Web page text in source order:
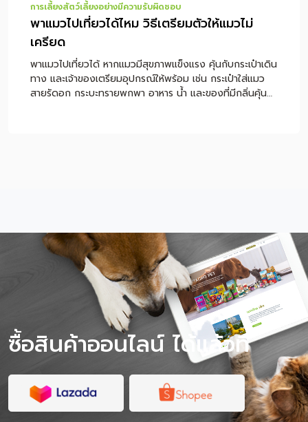
การเลี้ยงสัตว์เลี้ยงอย่างมีความรับผิดชอบ
พาแมวไปเที่ยวได้ไหม วิธีเตรียมตัวให้แมวไม่
เครียด
พาแมวไปเที่ยวได้ หากแมวมีสุขภาพแข็งแรง คุ้นกับกระเป๋าเดิน
ทาง และเจ้าของเตรียมอุปกรณ์ให้พร้อม เช่น กระเป๋าใส่แมว
สายรัดอก กระบะทรายพกพา อาหาร น้ำ และของที่มีกลิ่นคุ้น
ทริป แมวของคุณเหมาะกับการเที่ยวไหม? พาแมวไปเที่ยว
ต้องเตรียมอะไรบ้าง? วิธีฝึกแมวให้คุ้นกับกระเป๋าเดินทางก่อน
วันจริง ระหว่างเดินทางด้วยรถยนต์ ต้องดูแลแมวยังไง?
ควรให้อาหารแมวก่อนเดินทางไหม? ถึงที่พักแล้วควรทำ
อย่างไรให้แมวปรับตัวเร็ว? พาแมวไปเที่ยว vs ฝากเลี้ยง แบบ
ไหนดีกว่า? โภชนาการระหว่างทริป สำคัญกว่าที่คิด ข้อควร
ระวังเมื่อพาแมวไปเที่ยว สรุป พาแมว […]
ซื้อสินค้าออนไลน์ ได้แล้วที่